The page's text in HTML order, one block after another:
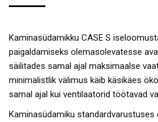
Kaminasüdamikku CASE S
paigaldamiseks olemasolevatesse
säilitades samal ajal maksimaalse
minimalistlik välimus käib käsikäes
samal ajal kui ventilaatorid töötavad
Kaminasüdamiku